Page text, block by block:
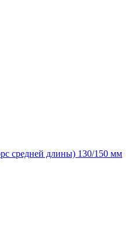
средней длины) 130/150 мм